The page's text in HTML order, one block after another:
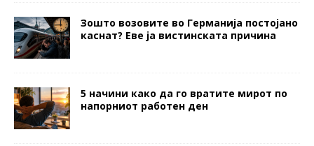
Зошто возовите во Германија постојано
каснат? Еве ја вистинската причина
5 начини како да го вратите мирот по
напорниот работен ден